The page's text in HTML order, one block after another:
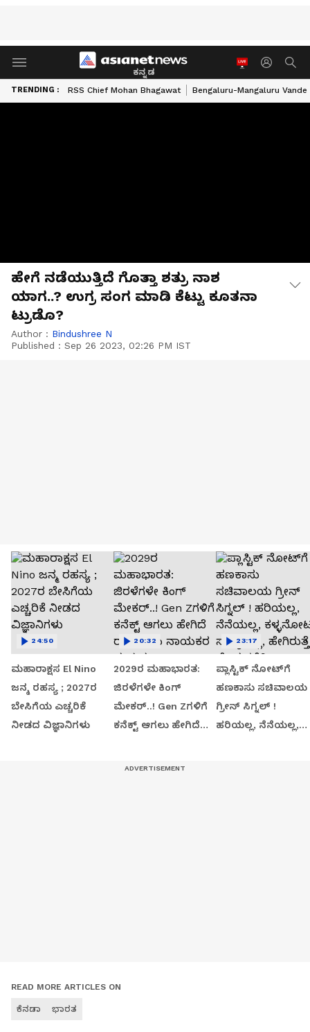
ಕನ್ನಡ
TRENDING : RSS Chief Mohan Bhagawat Bengaluru-Mangaluru
ಹೇಗೆ ನಡೆಯುತ್ತಿದೆ ಗೊತ್ತಾ ಶತ್ರು ನಾಶ
ಯಾಗ..? ಉಗ್ರ ಸಂಗ ಮಾಡಿ ಕೆಟ್ಟು ಕೂತನಾ
ಟ್ರುಡೊ?
Author : Bindushree N
Published : Sep 26 2023, 02:26 PM IST
ಮಹಾರಾಕ್ಷಸ El Nino
ಜನ್ಮ ರಹಸ್ಯ ; 2027ರ
ಬೇಸಿಗೆಯ ಎಚ್ಚರಿಕೆ
ನೀಡದ ವಿಜ್ಞಾನಿಗಳು
24:50
2029ರ ಮಹಾಭಾರತ:
ಜಿರಳೆಗಳೇ ಕಿಂಗ್
ಮೇಕರ್..! Gen Zಗಳಿಗೆ
ಕನೆಕ್ಟ್ ಆಗಲು ಹೇಗಿದೆ
20:32
ಪ್ಲಾಸ್ಟಿಕ್ ನೋಟ್‌ಗೆ
ಹಣಕಾಸು ಸಚಿವಾಲಯ
ಗ್ರೀನ್​​ ಸಿಗ್ನಲ್​​​ !
ಹರಿಯಲ್ಲ, ನೆನೆಯಲ್ಲ,
23:17
READ MORE ARTICLES ON
ಕೆನಡಾ ಭಾರತ